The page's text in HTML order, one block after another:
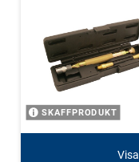
SKAFFPRODUKT
Visa